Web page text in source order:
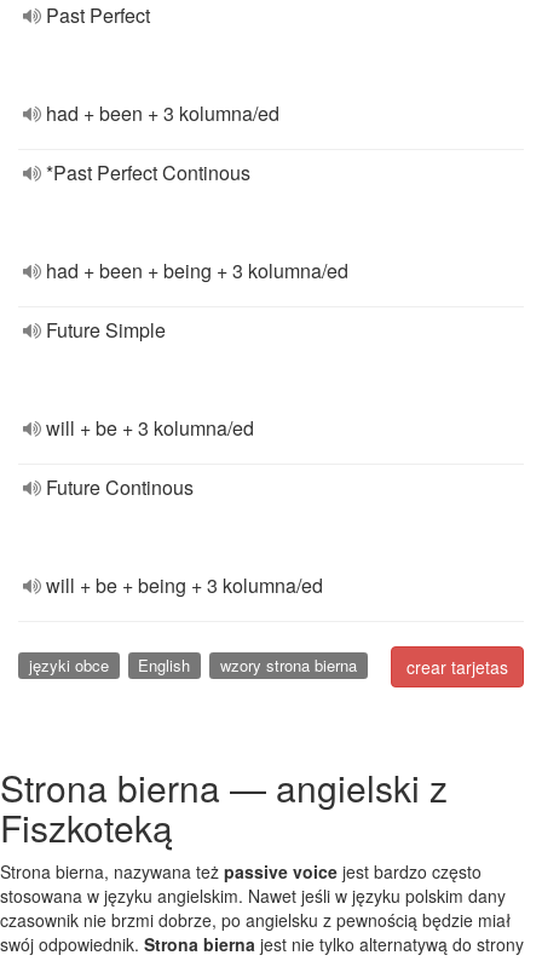
Past Perfect
had + been + 3 kolumna/ed
*Past Perfect Continous
had + been + being + 3 kolumna/ed
Future Simple
will + be + 3 kolumna/ed
Future Continous
will + be + being + 3 kolumna/ed
crear tarjetas
języki obce English wzory strona bierna
Strona bierna — angielski z
Fiszkoteką
Strona bierna, nazywana też passive voice jest bardzo często
stosowana w języku angielskim. Nawet jeśli w języku polskim dany
czasownik nie brzmi dobrze, po angielsku z pewnością będzie miał
swój odpowiednik. Strona bierna jest nie tylko alternatywą do strony